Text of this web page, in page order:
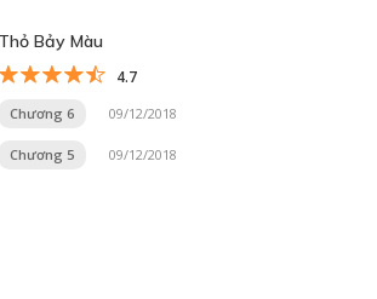
Thỏ Bảy Màu
4.7
Chương 6 09/12/2018
Chương 5 09/12/2018